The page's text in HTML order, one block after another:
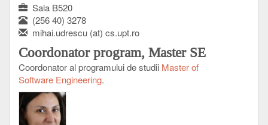
Sala B520
(256 40) 3278
mihai.udrescu (at) cs.upt.ro
Coordonator program, Master SE
Coordonator al programului de studii Master of
Software Engineering.